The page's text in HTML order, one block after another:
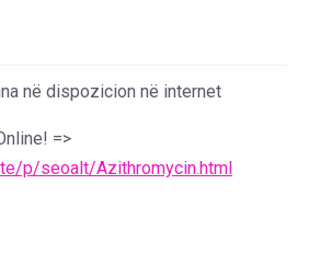
në dispozicion në internet
=>
p/seoalt/Azithromycin.html